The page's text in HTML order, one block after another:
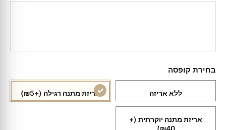
בחירת קופסה
ללא אריזה אריזת מתנה רגילה (+₪5)
אריזת מתנה יוקרתית (+
₪40)